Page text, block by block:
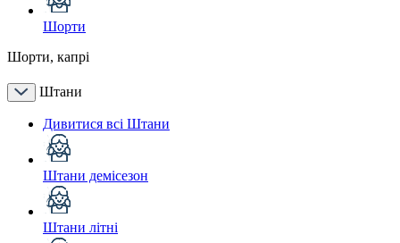
Шорти
Шорти, капрі
Штани
Дивитися всі Штани
Штани демісезон
Штани літні